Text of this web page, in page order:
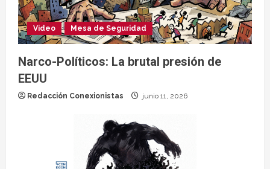
Video Mesa de Seguridad
Narco-Políticos: La brutal presión de
EEUU
Redacción Conexionistas junio 11, 2026